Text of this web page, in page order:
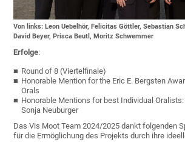
Von links: Leon Uebelhör, Felicitas Göttler, Sebastian
David Beyer, Prisca Beutl, Moritz Schwemmer
Erfolge:
Round of 8 (Viertelfinale)
Honorable Mention for the Eric E. Bergsten
Orals
Honorable Mentions for best Individual
Sonja Neuburger
Das Vis Moot Team 2024/2025 dankt folgenden
für die Ermöglichung des Projekts durch ihre